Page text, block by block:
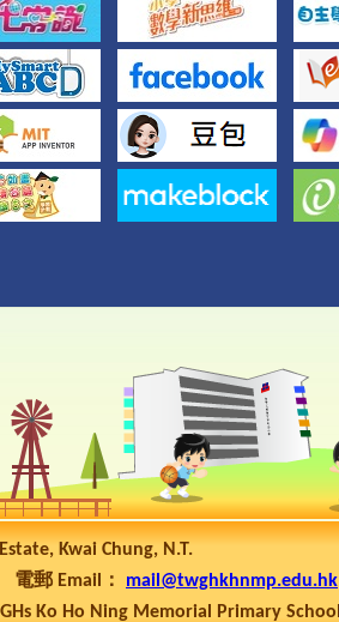
Kwai Chung, N.T.
電郵 Email： mail@twghkhnmp.edu.hk
Ko Ho Ning Memorial Primary School